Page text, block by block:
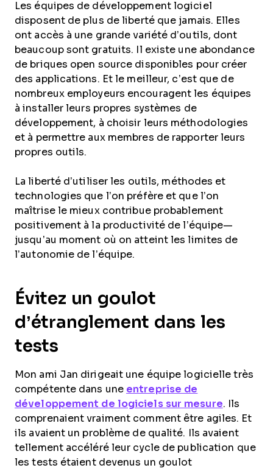
Les équipes de développement logiciel
disposent de plus de liberté que jamais. Elles
ont accès à une grande variété d’outils, dont
beaucoup sont gratuits. Il existe une abondance
de briques open source disponibles pour créer
des applications. Et le meilleur, c’est que de
nombreux employeurs encouragent les équipes
à installer leurs propres systèmes de
développement, à choisir leurs méthodologies
et à permettre aux membres de rapporter leurs
propres outils.
La liberté d’utiliser les outils, méthodes et
technologies que l’on préfère et que l’on
maîtrise le mieux contribue probablement
positivement à la productivité de l’équipe—
jusqu’au moment où on atteint les limites de
l’autonomie de l’équipe.
Évitez un goulot
d’étranglement dans les
tests
Mon ami Jan dirigeait une équipe logicielle très
compétente dans une entreprise de
développement de logiciels sur mesure. Ils
comprenaient vraiment comment être agiles. Et
ils avaient un problème de qualité. Ils avaient
tellement accéléré leur cycle de publication que
les tests étaient devenus un goulot